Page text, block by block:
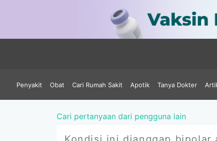
Penyakit Obat Cari Rumah Sakit Apotik Tanya Dokter
Cari pertanyaan dari pengguna lain